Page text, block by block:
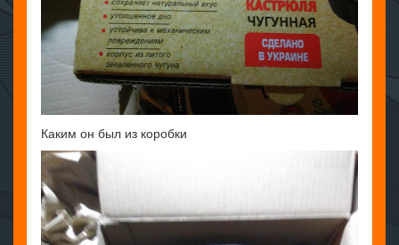
Каким он был из коробки